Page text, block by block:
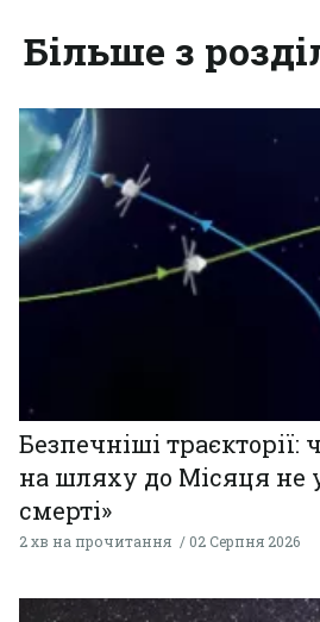
Більше з
Безпечніші
на шляху до Місяця не
смерті»
2 хв на прочитання 02 Серпня 2026